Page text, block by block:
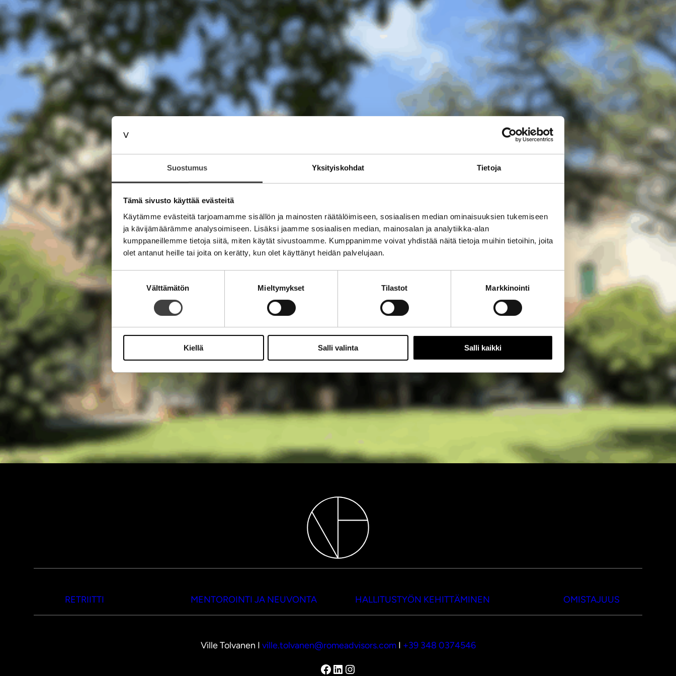
Suostumus Yksityiskohdat Tietoja
Tämä sivusto käyttää evästeitä
Käytämme evästeitä tarjoamamme sisällön ja mainosten räätälöimiseen, sosiaalisen median ominaisuuksien tukemiseen
ja kävijämäärämme analysoimiseen. Lisäksi jaamme sosiaalisen median, mainosalan ja analytiikka-alan
kumppaneillemme tietoja siitä, miten käytät sivustoamme. Kumppanimme voivat yhdistää näitä tietoja muihin tietoihin, joita
olet antanut heille tai joita on kerätty, kun olet käyttänyt heidän palvelujaan.
valinta
Välttämätön Mieltymykset Tilastot Markkinointi
Kiellä Salli valinta Salli kaikki
RETRIITTI MENTOROINTI JA NEUVONTA HALLITUSTYÖN KEHITTÄMINEN OMISTAJUUS
Ville Tolvanen I ville.tolvanen@romeadvisors.comI +39 348 0374546
Facebook
LinkedIn
Instagram